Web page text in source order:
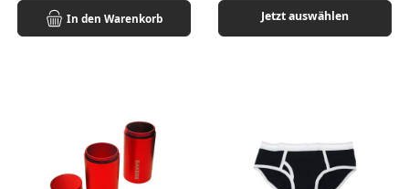
In den Warenkorb Jetzt auswählen